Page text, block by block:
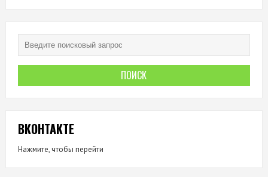
ВКОНТАКТЕ
Нажмите, чтобы перейти